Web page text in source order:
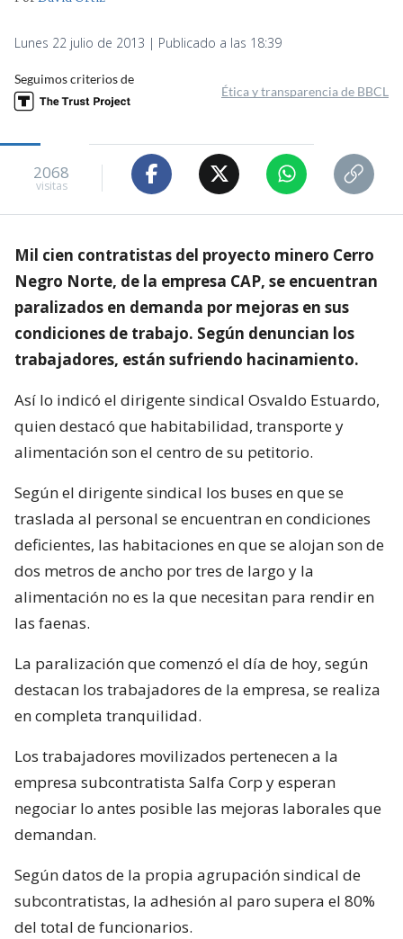
Lunes 22 julio de 2013 | Publicado a las 18:39
Seguimos criterios de
Ética y transparencia de BBCL
2068
visitas
Mil cien contratistas del proyecto minero Cerro
Negro Norte, de la empresa CAP, se encuentran
paralizados en demanda por mejoras en sus
condiciones de trabajo. Según denuncian los
trabajadores, están sufriendo hacinamiento.
Así lo indicó el dirigente sindical Osvaldo Estuardo,
quien destacó que habitabilidad, transporte y
alimentación son el centro de su petitorio.
Según el dirigente sindical los buses en que se
traslada al personal se encuentran en condiciones
deficientes, las habitaciones en que se alojan son de
dos metros de ancho por tres de largo y la
alimentación no es la que necesitan para rendir en
las faenas.
La paralización que comenzó el día de hoy, según
destacan los trabajadores de la empresa, se realiza
en completa tranquilidad.
Los trabajadores movilizados pertenecen a la
empresa subcontratista Salfa Corp y esperan
negociar lo antes posible las mejoras laborales que
demandan.
Según datos de la propia agrupación sindical de
subcontratistas, la adhesión al paro supera el 80%
del total de funcionarios.